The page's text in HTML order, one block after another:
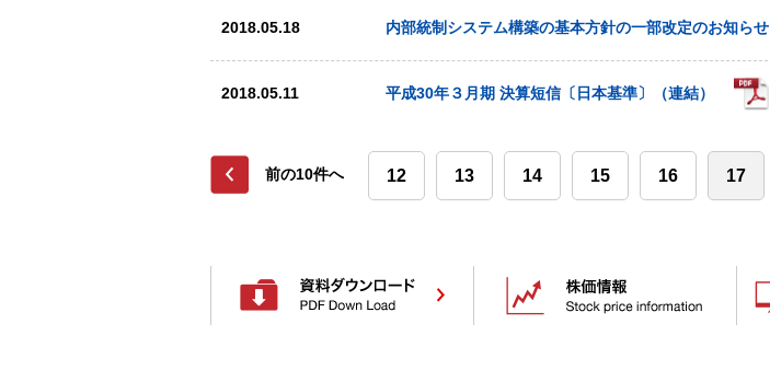
2018.05.18 内部統制システム構築の基本方針の一部改定のお知らせ
2018.05.11 平成30年３月期 決算短信〔日本基準〕（連結）
前の10件へ 12 13 14 15 16 17